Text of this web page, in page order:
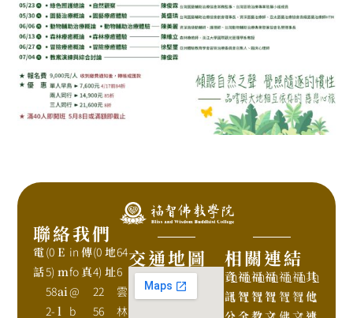
聯絡我們
電
話
(0
5)
58
2-
E
m
ai
l
in
fo
@
b
傳
真
(0
4)
22
56
地
址
64
6
雲
林
交通地圖 相關連結
資
訊
h
t
福
智
h
t
福
智
h
t
福
智
h
t
福
智
h
t
福
智
h
t
其
他
h
t